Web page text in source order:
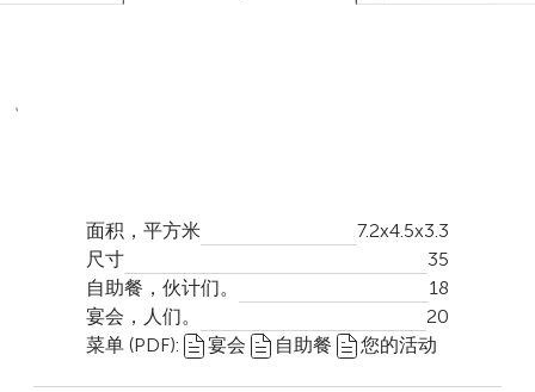
面积，平方米
7.2x4.5x3.3
尺寸
35
自助餐，伙计们。
18
宴会，人们。
20
菜单 (PDF):
宴会 自助餐 您的活动